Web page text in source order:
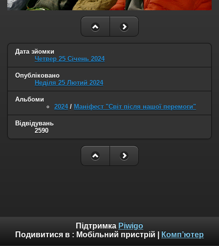
Дата зйомки
Четвер 25 Січень 2024
Опубліковано
Неділя 25 Лютий 2024
Альбоми
2024/ Маніфест "Світ після нашої перемоги"
Відвідувань
2590
Підтримка Piwigo
Подивитися в : Мобільний пристрій Комп’ютер